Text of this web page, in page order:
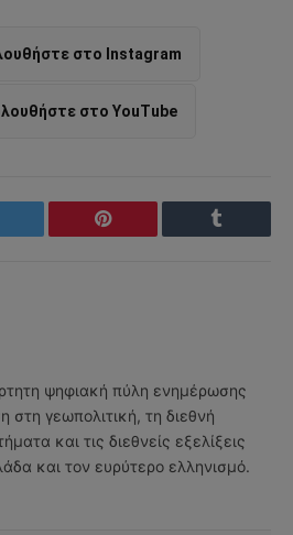
στο Instagram
στο YouTube
Pinterest Tumblr
ψηφιακή πύλη ενημέρωσης
γεωπολιτική, τη διεθνή
και τις διεθνείς εξελίξεις
και τον ευρύτερο ελληνισμό.